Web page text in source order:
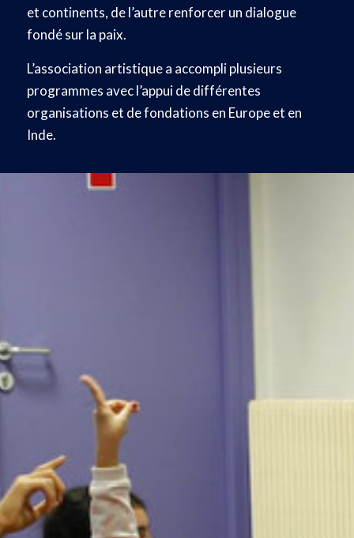
et continents, de l’autre renforcer un dialogue
fondé sur la paix.
L’association artistique a accompli plusieurs
programmes avec l’appui de différentes
organisations et de fondations en Europe et en
Inde.